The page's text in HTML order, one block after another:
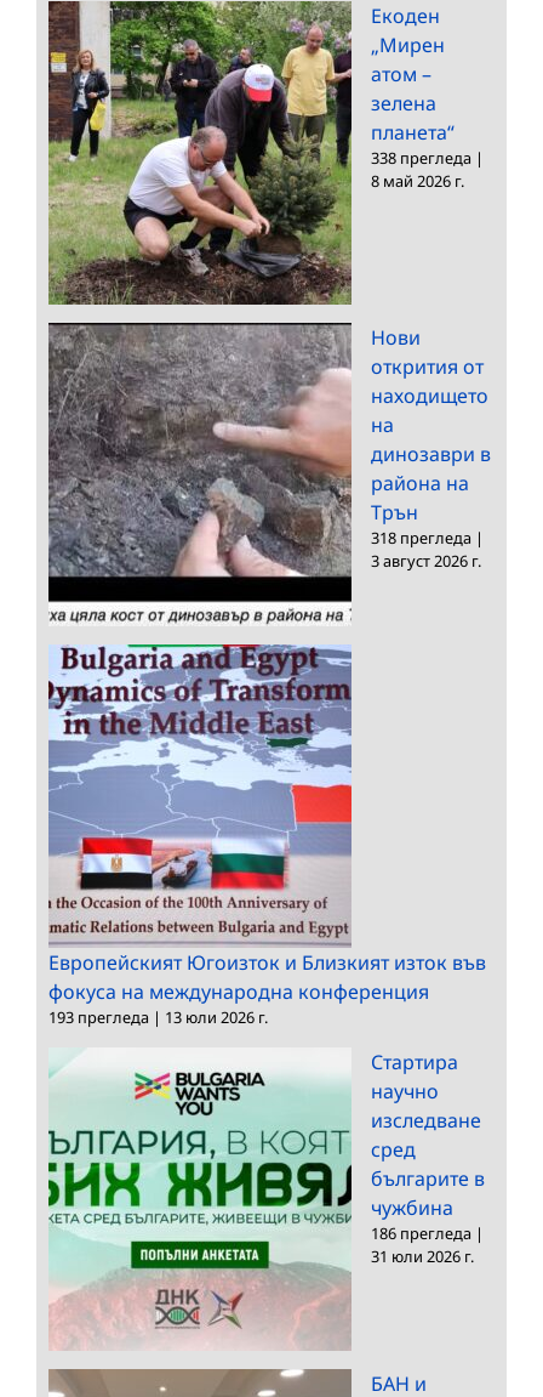
Екоден
„Мирен
атом –
зелена
планета“
338 прегледа |
8 май 2026 г.
Нови
открития от
находището
на
динозаври в
района на
Трън
318 прегледа |
3 август 2026 г.
Европейският Югоизток и Близкият изток във
фокуса на международна конференция
193 прегледа | 13 юли 2026 г.
Стартира
научно
изследване
сред
българите в
чужбина
186 прегледа |
31 юли 2026 г.
БАН и